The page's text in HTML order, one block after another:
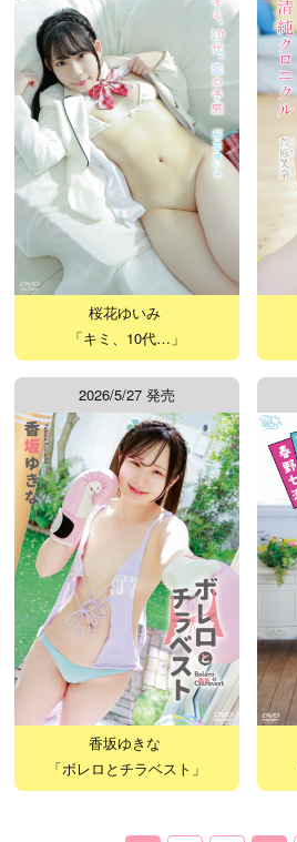
桜花ゆいみ
「キミ、10代…」
2026/5/27 発売
香坂ゆきな
「ボレロとチラベスト」